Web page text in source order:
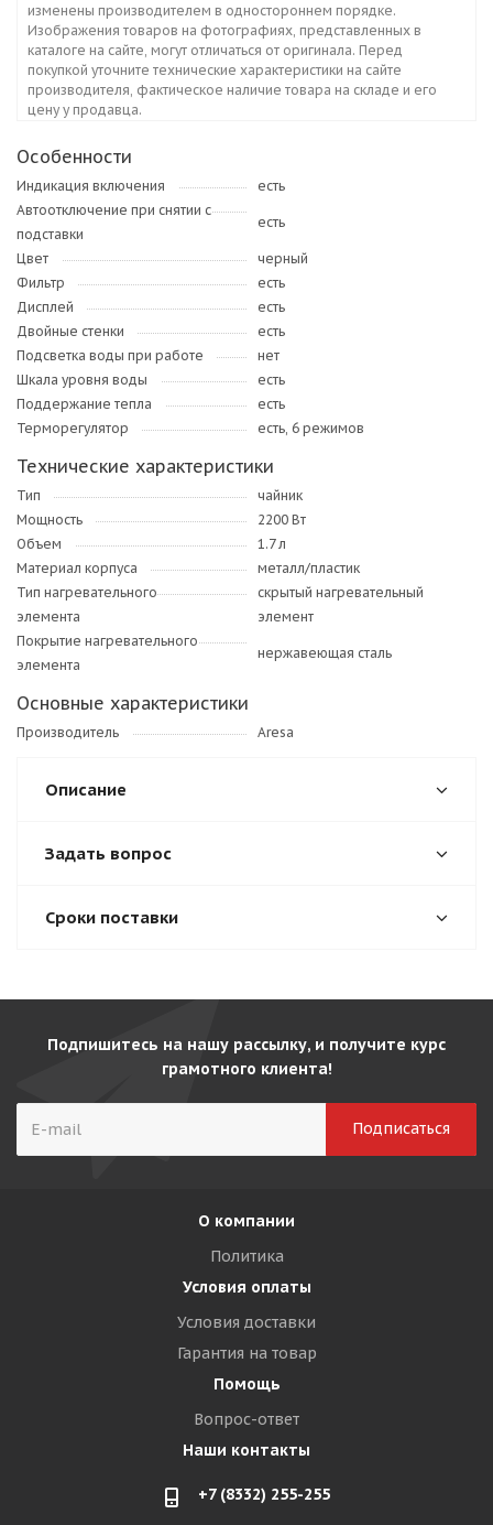
изменены производителем в одностороннем порядке.
Изображения товаров на фотографиях, представленных в
каталоге на сайте, могут отличаться от оригинала. Перед
покупкой уточните технические характеристики на сайте
производителя, фактическое наличие товара на складе и его
цену у продавца.
Особенности
Индикация включения
есть
Автоотключение при снятии с
подставки
есть
Цвет
черный
Фильтр
есть
Дисплей
есть
Двойные стенки
есть
Подсветка воды при работе
нет
Шкала уровня воды
есть
Поддержание тепла
есть
Терморегулятор
есть, 6 режимов
Технические характеристики
Тип
чайник
Мощность
2200 Вт
Объем
1.7 л
Материал корпуса
металл/пластик
Тип нагревательного
элемента
скрытый нагревательный
элемент
Покрытие нагревательного
элемента
нержавеющая сталь
Основные характеристики
Производитель Aresa
Описание
Задать вопрос
Сроки поставки
Подпишитесь на нашу рассылку, и получите курс
грамотного клиента!
О компании
Политика
Условия оплаты
Условия доставки
Гарантия на товар
Помощь
Вопрос-ответ
Наши контакты
+7 (8332) 255-255